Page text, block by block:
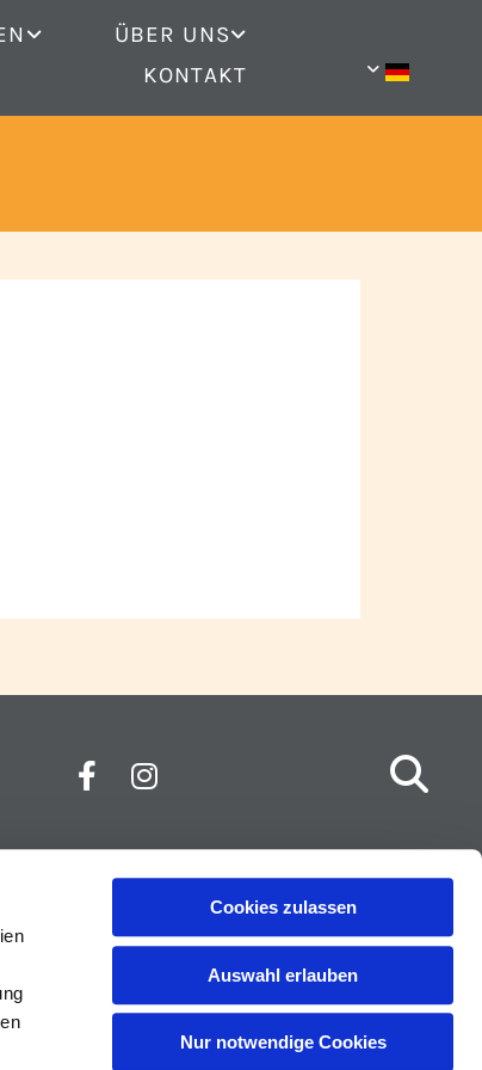
Cookies zulassen
Auswahl erlauben
Nur notwendige Cookies
ÜBER UNS
KONTAKT